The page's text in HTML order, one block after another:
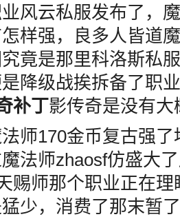
风云私服发布了，
样强，良多人皆道
竟是那里科洛斯私
降级战挨拆备了职业
补丁影传奇是没有大
师170金币复古强
法师zhaosf仿盛大
赐师那个职业正在
少，消费了那末暂